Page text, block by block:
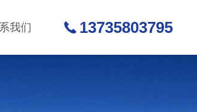
我们 13735803795